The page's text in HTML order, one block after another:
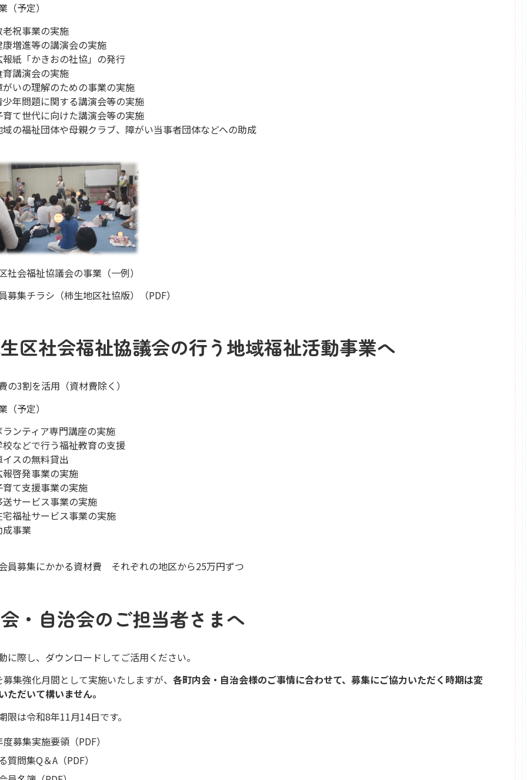
（予定）
老祝事業の実施
康増進等の講演会の実施
報紙「かきおの社協」の発行
育講演会の実施
がいの理解のための事業の実施
少年問題に関する講演会等の実施
育て世代に向けた講演会等の実施
域の福祉団体や母親クラブ、障がい当事者団体などへの助成
社会福祉協議会の事業（一例）
募集チラシ（柿生地区社協版）（PDF）
区社会福祉協議会の行う地域福祉活動事業へ
の3割を活用（資材費除く）
（予定）
ランティア専門講座の実施
校などで行う福祉教育の支援
イスの無料貸出
報啓発事業の実施
育て支援事業の実施
送サービス事業の実施
宅福祉サービス事業の実施
成事業
員募集にかかる資材費 それぞれの地区から25万円ずつ
・自治会のご担当者さまへ
に際し、ダウンロードしてご活用ください。
集強化月間として実施いたしますが、 各町内会・自治会様のご事情に合わせて、募集にご協力いただく時期は変
ただいて構いません。
は令和8年11月14日です。
募集実施要領（PDF）
質問集Q＆A（PDF）